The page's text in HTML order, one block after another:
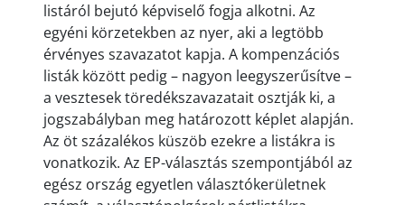
listáról bejutó képviselő fogja alkotni. Az
egyéni körzetekben az nyer, aki a legtöbb
érvényes szavazatot kapja. A kompenzációs
listák között pedig – nagyon leegyszerűsítve –
a vesztesek töredékszavazatait osztják ki, a
jogszabályban meg határozott képlet alapján.
Az öt százalékos küszöb ezekre a listákra is
vonatkozik. Az EP-választás szempontjából az
egész ország egyetlen választókerületnek